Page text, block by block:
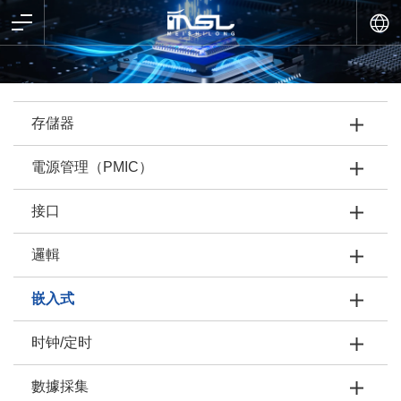
存儲器
電源管理（PMIC）
接口
邏輯
嵌入式
时钟/定时
數據採集